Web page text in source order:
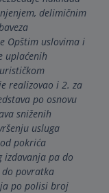
delimičnim
Opštim uslovima i
uplaćenih
realizovao i 2. za
po osnovu
sniženih
usluga
pokrića
izdavanja pa do
povratka
po polisi broj